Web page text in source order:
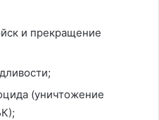
и прекращение
(уничтожение